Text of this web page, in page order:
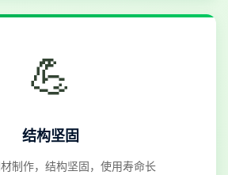
💪
结构坚固
制作，结构坚固，使用寿命长